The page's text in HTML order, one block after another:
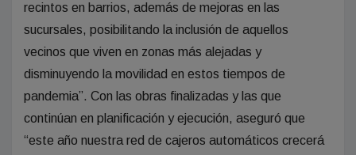
recintos en barrios, además de mejoras en las
sucursales, posibilitando la inclusión de aquellos
vecinos que viven en zonas más alejadas y
disminuyendo la movilidad en estos tiempos de
pandemia”. Con las obras finalizadas y las que
continúan en planificación y ejecución, aseguró que
“este año nuestra red de cajeros automáticos crecerá